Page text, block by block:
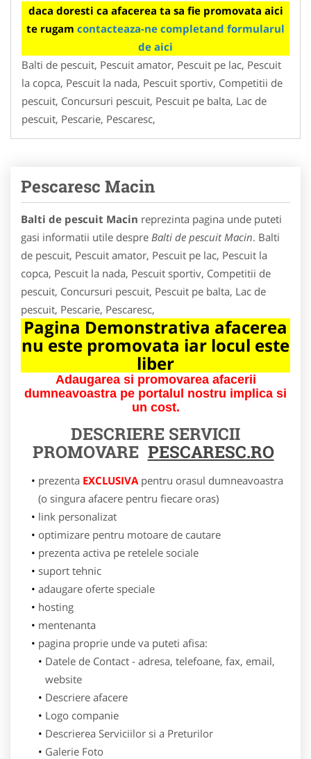
daca doresti ca afacerea ta sa fie promovata aici
te rugam contacteaza-ne completand formularul
de aici
Balti de pescuit, Pescuit amator, Pescuit pe lac, Pescuit
la copca, Pescuit la nada, Pescuit sportiv, Competitii de
pescuit, Concursuri pescuit, Pescuit pe balta, Lac de
pescuit, Pescarie, Pescaresc,
Pescaresc Macin
Balti de pescuit Macin reprezinta pagina unde puteti
gasi informatii utile despre Balti de pescuit Macin. Balti
de pescuit, Pescuit amator, Pescuit pe lac, Pescuit la
copca, Pescuit la nada, Pescuit sportiv, Competitii de
pescuit, Concursuri pescuit, Pescuit pe balta, Lac de
pescuit, Pescarie, Pescaresc,
Pagina Demonstrativa afacerea
nu este promovata iar locul este
liber
Adaugarea si promovarea afacerii
dumneavoastra pe portalul nostru implica si
un cost.
DESCRIERE SERVICII
PROMOVARE PESCARESC.RO
prezenta EXCLUSIVApentru orasul dumneavoastra
(o singura afacere pentru fiecare oras)
link personalizat
optimizare pentru motoare de cautare
prezenta activa pe retelele sociale
suport tehnic
adaugare oferte speciale
hosting
mentenanta
pagina proprie unde va puteti afisa:
Datele de Contact - adresa, telefoane, fax, email,
website
Descriere afacere
Logo companie
Descrierea Serviciilor si a Preturilor
Galerie Foto